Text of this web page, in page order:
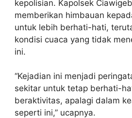
kepolisian. Kapolsek
memberikan himbauan
untuk lebih berhati-hati,
kondisi cuaca yang tidak
ini.
“Kejadian ini menjadi
sekitar untuk tetap berhati-
beraktivitas, apalagi dalam
seperti ini,” ucapnya.